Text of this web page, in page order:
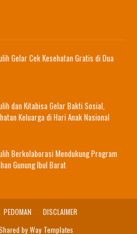
Gelar Cek Kesehatan Gratis di Dua
dan Kitabisa Gelar Bakti Sosial,
Keluarga di Hari Anak Nasional
Berkolaborasi Mendukung Program
Gunung Ibul Barat
PEDOMAN
DISCLAIMER
byWay Templates